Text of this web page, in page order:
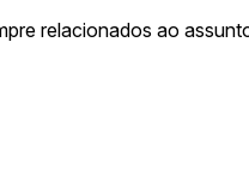
relacionados ao